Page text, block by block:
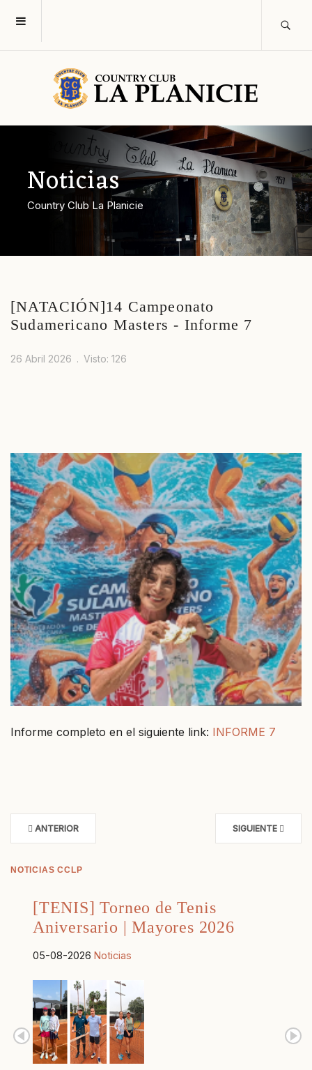
Noticias
Country Club La Planicie
[NATACIÓN]14 Campeonato
Sudamericano Masters - Informe 7
26 Abril 2026 Visto: 126
Informe completo en el siguiente link: INFORME 7
ANTERIOR SIGUIENTE
NOTICIAS CCLP
[TENIS] Torneo de Tenis
Aniversario | Mayores 2026
05-08-2026 Noticias